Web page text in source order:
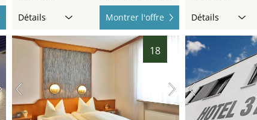
Détails Montrer l'offre Détails
18